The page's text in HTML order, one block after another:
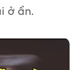
ở ẩn.